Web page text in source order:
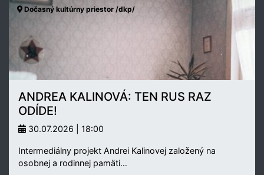
Dočasný kultúrny priestor /dkp/
ANDREA KALINOVÁ: TEN RUS RAZ
ODÍDE!
30.07.2026 | 18:00
Intermediálny projekt Andrei Kalinovej založený na
osobnej a rodinnej pamäti…